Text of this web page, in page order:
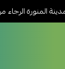
الرجاء